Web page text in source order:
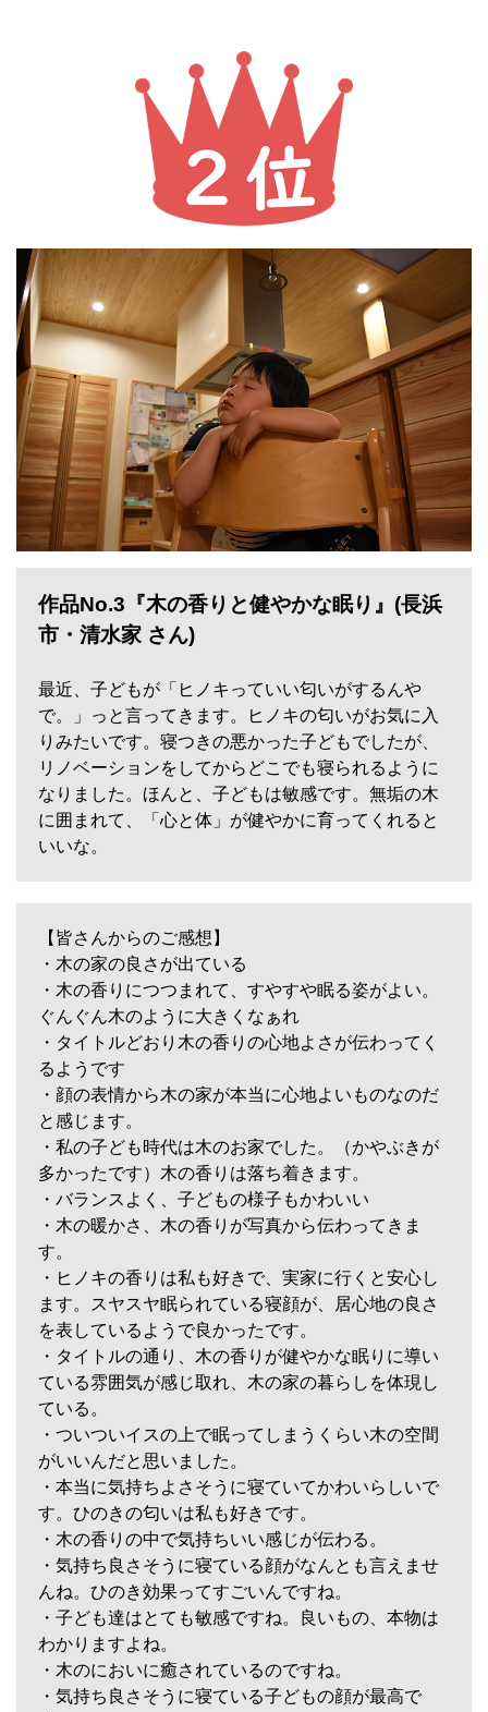
作品No.3『木の香りと健やかな眠り』(長浜
市・清水家 さん)
最近、子どもが「ヒノキっていい匂いがするんや
で。」っと言ってきます。ヒノキの匂いがお気に入
りみたいです。寝つきの悪かった子どもでしたが、
リノベーションをしてからどこでも寝られるように
なりました。ほんと、子どもは敏感です。無垢の木
に囲まれて、「心と体」が健やかに育ってくれると
いいな。
【皆さんからのご感想】
・木の家の良さが出ている
・木の香りにつつまれて、すやすや眠る姿がよい。
ぐんぐん木のように大きくなぁれ
・タイトルどおり木の香りの心地よさが伝わってく
るようです
・顔の表情から木の家が本当に心地よいものなのだ
と感じます。
・私の子ども時代は木のお家でした。（かやぶきが
多かったです）木の香りは落ち着きます。
・バランスよく、子どもの様子もかわいい
・木の暖かさ、木の香りが写真から伝わってきま
す。
・ヒノキの香りは私も好きで、実家に行くと安心し
ます。スヤスヤ眠られている寝顔が、居心地の良さ
を表しているようで良かったです。
・タイトルの通り、木の香りが健やかな眠りに導い
ている雰囲気が感じ取れ、木の家の暮らしを体現し
ている。
・ついついイスの上で眠ってしまうくらい木の空間
がいいんだと思いました。
・本当に気持ちよさそうに寝ていてかわいらしいで
す。ひのきの匂いは私も好きです。
・木の香りの中で気持ちいい感じが伝わる。
・気持ち良さそうに寝ている顔がなんとも言えませ
んね。ひのき効果ってすごいんですね。
・子ども達はとても敏感ですね。良いもの、本物は
わかりますよね。
・木のにおいに癒されているのですね。
・気持ち良さそうに寝ている子どもの顔が最高で